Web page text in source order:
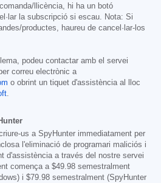
llicència, hi ha un botó
la subscripció si escau. Nota: Si
productes, haureu de cancel·lar-los
podeu contactar amb el servei
correu electrònic a
o obrint un tiquet d'assistència al lloc
.
us a SpyHunter immediatament per
l'eliminació de programari maliciós i
d'assistència a través del nostre servei
comença a $49.98 semestralment
i $79.98 semestralment (SpyHunter